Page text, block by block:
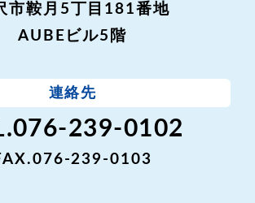
市鞍月5丁目181番地
AUBEビル5階
連絡先
239-0102
239-0103